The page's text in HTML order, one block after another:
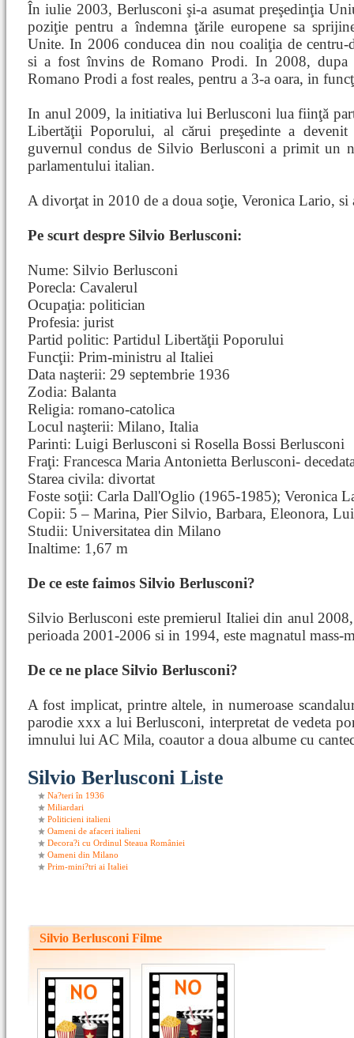
În iulie 2003, Berlusconi şi-a asumat preşedinţia
poziţie pentru a îndemna ţările europene sa
Unite. In 2006 conducea din nou coaliţia de centru-
si a fost învins de Romano Prodi. In 2008, dupa
Romano Prodi a fost reales, pentru a 3-a oara, in
In anul 2009, la initiativa lui Berlusconi lua fiinţă
Libertăţii Poporului, al cărui preşedinte a
guvernul condus de Silvio Berlusconi a primit un
parlamentului italian.
A divorţat in 2010 de a doua soţie, Veronica Lario, si
Pe scurt despre Silvio Berlusconi:
Nume: Silvio Berlusconi
Porecla: Cavalerul
Ocupaţia: politician
Profesia: jurist
Partid politic: Partidul Libertăţii Poporului
Funcţii: Prim-ministru al Italiei
Data naşterii: 29 septembrie 1936
Zodia: Balanta
Religia: romano-catolica
Locul naşterii: Milano, Italia
Parinti: Luigi Berlusconi si Rosella Bossi Berlusconi
Fraţi: Francesca Maria Antonietta Berlusconi-
Starea civila: divortat
Foste soţii: Carla Dall'Oglio (1965-1985); Veronica
Copii: 5 – Marina, Pier Silvio, Barbara, Eleonora,
Studii: Universitatea din Milano
Inaltime: 1,67 m
De ce este faimos Silvio Berlusconi?
Silvio Berlusconi este premierul Italiei din anul
perioada 2001-2006 si in 1994, este magnatul mass-
De ce ne place Silvio Berlusconi?
A fost implicat, printre altele, in numeroase
parodie xxx a lui Berlusconi, interpretat de vedeta
imnului lui AC Mila, coautor a doua albume cu
Silvio Berlusconi Liste
Na?teri în 1936
Miliardari
Politicieni italieni
Oameni de afaceri italieni
Decora?i cu Ordinul Steaua României
Oameni din Milano
Prim-mini?tri ai Italiei
Silvio Berlusconi Filme